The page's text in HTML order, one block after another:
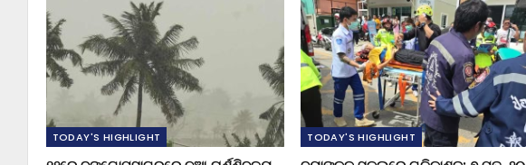
TODAY'S HIGHLIGHT TODAY'S HIGHLIGHT